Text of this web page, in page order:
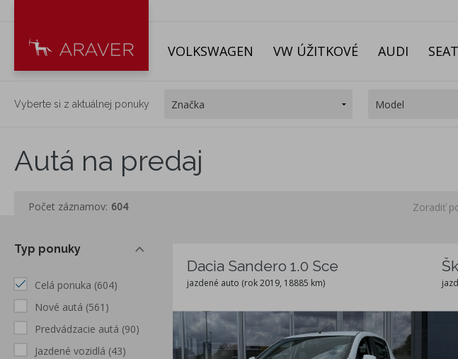
VOLKSWAGEN VW ÚŽITKOVÉ AUDI SEAT
Vyberte si z aktuálnej ponuky
Autá na predaj
Počet záznamov: 604 Zoradiť
Typ ponuky
Celá ponuka (604)
Nové autá (561)
Predvádzacie autá (90)
Jazdené vozidlá (43)
Dacia Sandero 1.0 Sce
jazdené auto (rok 2019, 18885 km)